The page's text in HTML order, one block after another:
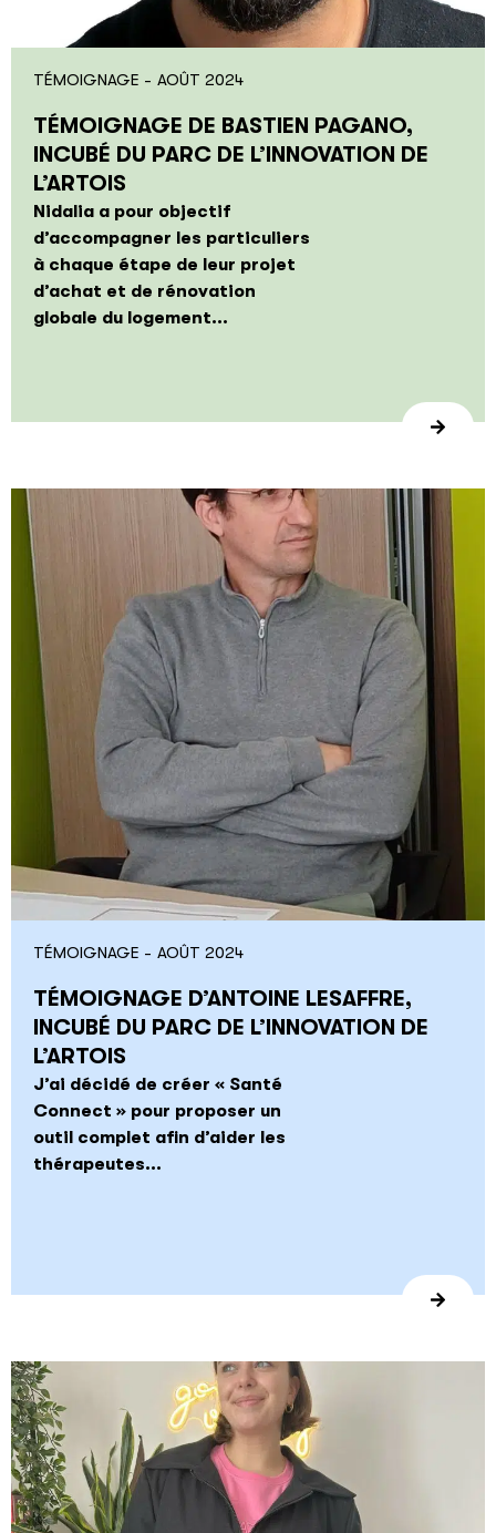
TÉMOIGNAGE - AOÛT 2024
TÉMOIGNAGE DE BASTIEN PAGANO,
INCUBÉ DU PARC DE L’INNOVATION DE
L’ARTOIS
Nidalia a pour objectif
d’accompagner les particuliers
à chaque étape de leur projet
d’achat et de rénovation
globale du logement...
TÉMOIGNAGE - AOÛT 2024
TÉMOIGNAGE D’ANTOINE LESAFFRE,
INCUBÉ DU PARC DE L’INNOVATION DE
L’ARTOIS
J’ai décidé de créer « Santé
Connect » pour proposer un
outil complet afin d’aider les
thérapeutes...